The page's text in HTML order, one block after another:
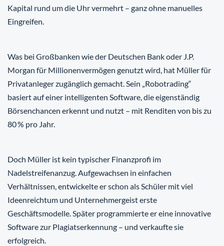
Kapital rund um die Uhr vermehrt – ganz ohne manuelles
Eingreifen.
Was bei Großbanken wie der Deutschen Bank oder J.P.
Morgan für Millionenvermögen genutzt wird, hat Müller für
Privatanleger zugänglich gemacht. Sein „Robotrading“
basiert auf einer intelligenten Software, die eigenständig
Börsenchancen erkennt und nutzt – mit Renditen von bis zu
80 % pro Jahr.
Doch Müller ist kein typischer Finanzprofi im
Nadelstreifenanzug. Aufgewachsen in einfachen
Verhältnissen, entwickelte er schon als Schüler mit viel
Ideenreichtum und Unternehmergeist erste
Geschäftsmodelle. Später programmierte er eine innovative
Software zur Plagiatserkennung – und verkaufte sie
erfolgreich.